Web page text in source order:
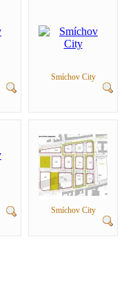
Smíchov City
Smíchov City